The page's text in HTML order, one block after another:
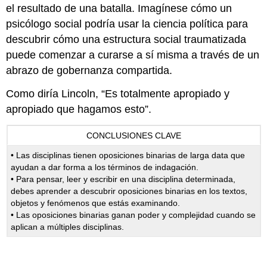
el resultado de una batalla. Imagínese cómo un
psicólogo social podría usar la ciencia política para
descubrir cómo una estructura social traumatizada
puede comenzar a curarse a sí misma a través de un
abrazo de gobernanza compartida.
Como diría Lincoln, “Es totalmente apropiado y
apropiado que hagamos esto”.
CONCLUSIONES CLAVE
• Las disciplinas tienen oposiciones binarias de larga data que
ayudan a dar forma a los términos de indagación.
• Para pensar, leer y escribir en una disciplina determinada,
debes aprender a descubrir oposiciones binarias en los textos,
objetos y fenómenos que estás examinando.
• Las oposiciones binarias ganan poder y complejidad cuando se
aplican a múltiples disciplinas.